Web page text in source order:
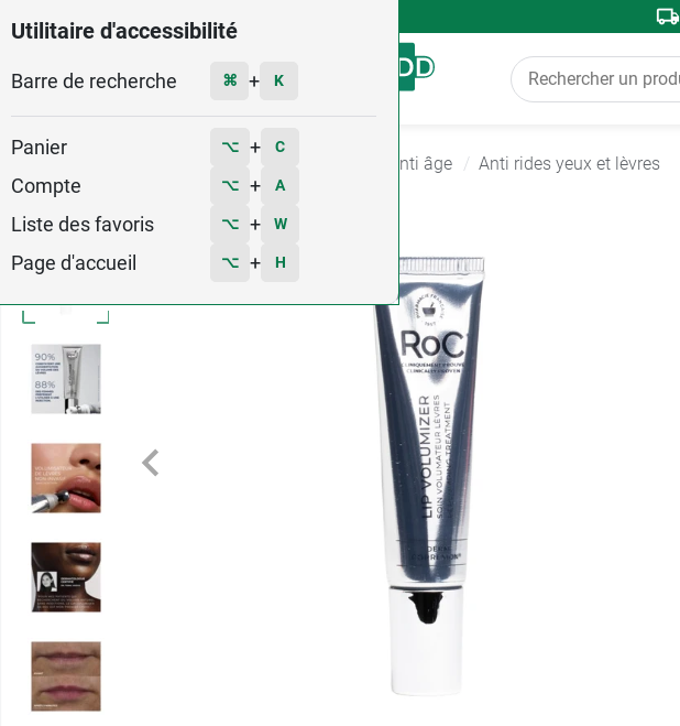
Utilitaire d'accessibilité
Barre de recherche ⌘ + K
Panier ⌥ + C
Compte ⌥ + A
Liste des favoris ⌥ + W
Page d'accueil ⌥ + H
Menu
Soin anti rides et anti âge Anti rides yeux et lèvres